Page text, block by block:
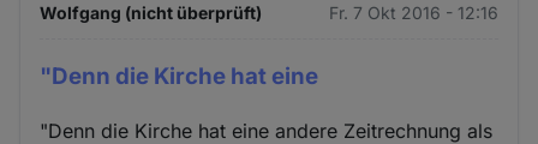
Wolfgang (nicht überprüft) Fr. 7 Okt 2016 - 12:16
"Denn die Kirche hat eine
"Denn die Kirche hat eine andere Zeitrechnung als